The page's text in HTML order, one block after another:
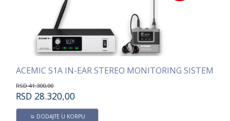
ACEMIC S1A IN-EAR STEREO MONITORING SISTEM
RSD 41.300,00
RSD 28.320,00
DODAJTE U KORPU